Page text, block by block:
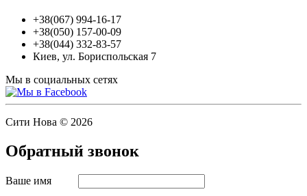
+38(067) 994-16-17
+38(050) 157-00-09
+38(044) 332-83-57
Киев, ул. Бориспольская 7
Мы в социальных сетях
Сити Нова © 2026
Обратный звонок
Ваше имя